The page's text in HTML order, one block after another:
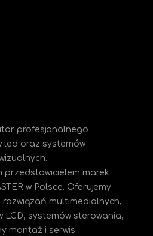
profesjonalnego
led oraz systemów
przedstawicielem marek
w Polsce. Oferujemy
multimedialnych,
LCD, systemów sterowania,
montaż i serwis.